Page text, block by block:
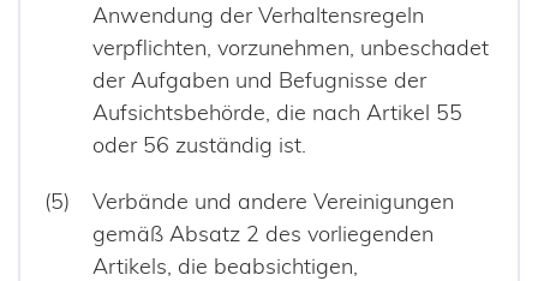
Anwendung der Verhaltensregeln
verpflichten, vorzunehmen, unbeschadet
der Aufgaben und Befugnisse der
Aufsichtsbehörde, die nach Artikel 55
oder 56 zuständig ist.
Verbände und andere Vereinigungen
gemäß Absatz 2 des vorliegenden
Artikels, die beabsichtigen,